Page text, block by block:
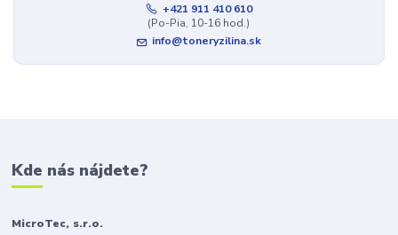
+421 911 410 610
(Po-Pia, 10-16 hod.)
info@toneryzilina.sk
Kde nás nájdete?
MicroTec, s.r.o.